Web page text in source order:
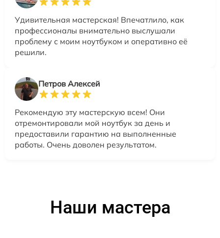
Удивительная мастерская! Впечатлило, как
профессионалы внимательно выслушали
проблему с моим ноутбуком и оперативно её
решили.
Петров Алексей
Рекомендую эту мастерскую всем! Они
отремонтировали мой ноутбук за день и
предоставили гарантию на выполненные
работы. Очень доволен результатом.
Наши мастера